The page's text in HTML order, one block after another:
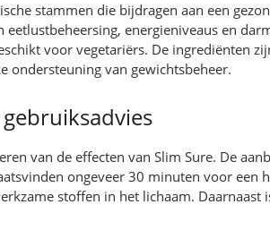
stammen die bijdragen aan een
energieniveaus en
voor vegetariërs. De ingrediënten
ondersteuning van gewichtsbeheer.
van de effecten van Slim Sure. De
ongeveer 30 minuten voor
stoffen in het lichaam.